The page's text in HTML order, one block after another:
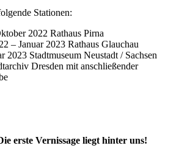
Stationen:
2022 Rathaus Pirna
– Januar 2023 Rathaus Glauchau
2023 Stadtmuseum Neustadt / Sachsen
Dresden mit anschließender
erste Vernissage liegt hinter uns!